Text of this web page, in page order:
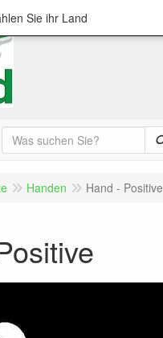
Handen Hand - Positive
Sie ihr Land